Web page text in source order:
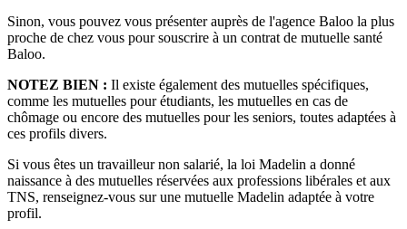
Sinon, vous pouvez vous présenter auprès de l'agence Baloo la plus
proche de chez vous pour souscrire à un contrat de mutuelle santé
Baloo.
NOTEZ BIEN : Il existe également des mutuelles spécifiques,
comme les mutuelles pour étudiants, les mutuelles en cas de
chômage ou encore des mutuelles pour les seniors, toutes adaptées à
ces profils divers.
Si vous êtes un travailleur non salarié, la loi Madelin a donné
naissance à des mutuelles réservées aux professions libérales et aux
TNS, renseignez-vous sur une mutuelle Madelin adaptée à votre
profil.